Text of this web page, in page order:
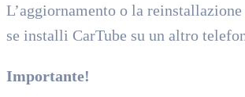
L’aggiornamento o la
se installi CarTube su un altro
Importante!